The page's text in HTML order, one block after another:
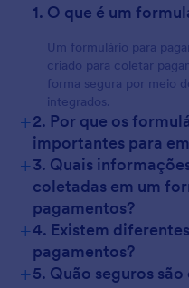
- 1. O que é um
Um formulário para
criado para coletar
forma segura por meio
integrados.
+2. Por que os
importantes para
+3. Quais
coletadas em um
pagamentos?
+4. Existem
pagamentos?
+5. Quão seguros